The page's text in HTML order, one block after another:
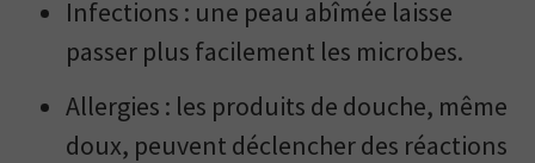
Infections : une peau abîmée laisse
passer plus facilement les microbes.
Allergies : les produits de douche, même
doux, peuvent déclencher des réactions